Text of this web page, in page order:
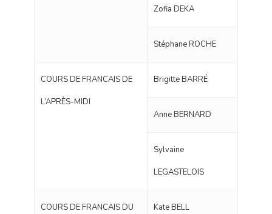
Zofia DEKA
Stéphane ROCHE
COURS DE FRANCAIS DE
L’APRÈS-MIDI
Brigitte BARRÉ
Anne BERNARD
Sylvaine
LEGASTELOIS
COURS DE FRANCAIS DU Kate BELL